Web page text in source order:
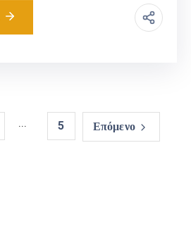
... 5 Επόμενο